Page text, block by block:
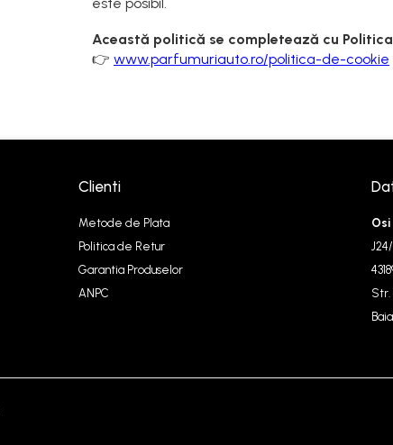
Această politică se completează cu
👉 www.parfumuriauto.ro/politica-de-cookie
Clienti
Metode de Plata
Politica de Retur
Garantia Produselor
ANPC
Osi
Str.